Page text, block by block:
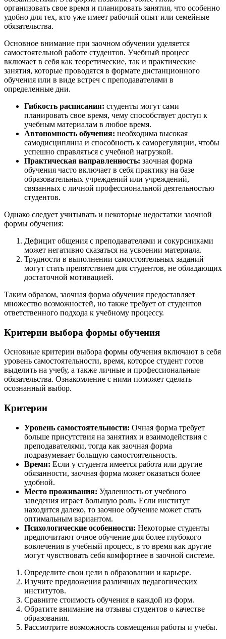
организовать свое время и планировать занятия, что особенно
удобно для тех, кто уже имеет рабочий опыт или семейные
обязательства.
Основное внимание при заочном обучении уделяется
самостоятельной работе студентов. Учебный процесс
включает в себя как теоретические, так и практические
занятия, которые проводятся в формате дистанционного
обучения или в виде встреч с преподавателями в
определенные дни.
Гибкость расписания: студенты могут сами
планировать свое время, чему способствует доступ к
учебным материалам в любое время.
Автономность обучения: необходима высокая
самодисциплина и способность к саморегуляции, чтобы
успешно справляться с учебной нагрузкой.
Практическая направленность: заочная форма
обучения часто включает в себя практику на базе
образовательных учреждений или учреждений,
связанных с личной профессиональной деятельностью
студентов.
Однако следует учитывать и некоторые недостатки заочной
формы обучения:
Дефицит общения с преподавателями и сокурсниками
может негативно сказаться на усвоении материала.
Трудности в выполнении самостоятельных заданий
могут стать препятствием для студентов, не обладающих
достаточной мотивацией.
Таким образом, заочная форма обучения предоставляет
множество возможностей, но также требует от студентов
ответственного подхода к учебному процессу.
Критерии выбора формы обучения
Основные критерии выбора формы обучения включают в себя
уровень самостоятельности, время, которое студент готов
выделить на учебу, а также личные и профессиональные
обязательства. Ознакомление с ними поможет сделать
осознанный выбор.
Критерии
Уровень самостоятельности: Очная форма требует
больше присутствия на занятиях и взаимодействия с
преподавателями, тогда как заочная форма
подразумевает большую самостоятельность.
Время: Если у студента имеется работа или другие
обязанности, заочная форма может оказаться более
удобной.
Место проживания: Удаленность от учебного
заведения играет большую роль. Если институт
находится далеко, то заочное обучение может стать
оптимальным вариантом.
Психологические особенности: Некоторые студенты
предпочитают очное обучение для более глубокого
вовлечения в учебный процесс, в то время как другие
могут чувствовать себя комфортнее в заочной системе.
Определите свои цели в образовании и карьере.
Изучите предложения различных педагогических
институтов.
Сравните стоимость обучения в каждой из форм.
Обратите внимание на отзывы студентов о качестве
образования.
Рассмотрите возможность совмещения работы и учебы.